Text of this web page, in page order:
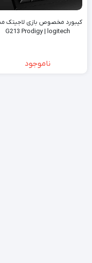
کیبورد مخصوص بازی لاجیتک
G213 Prodigy | logitech
ناموجود